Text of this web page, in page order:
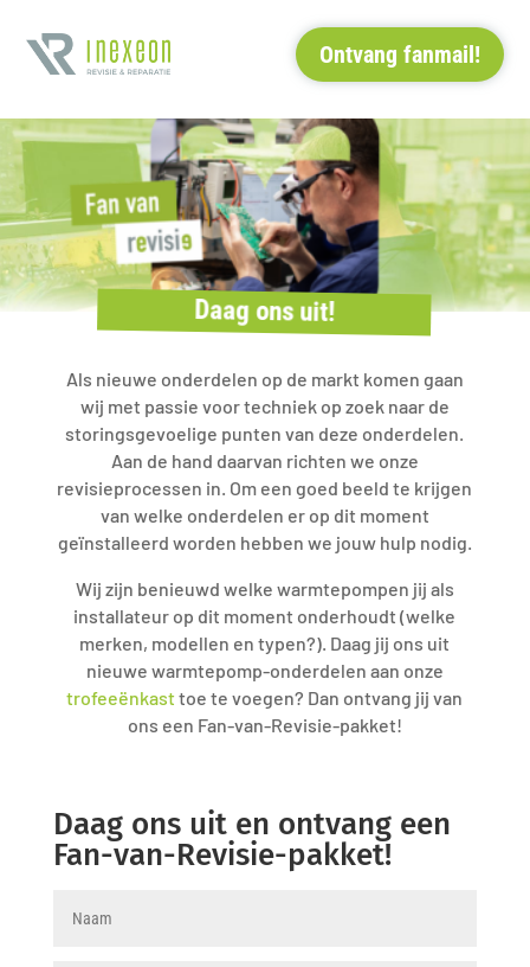
Ontvang fanmail!
Ontvang fanmail!
Daag ons uit!
Als nieuwe onderdelen op de markt komen gaan
wij met passie voor techniek op zoek naar de
storingsgevoelige punten van deze onderdelen.
Aan de hand daarvan richten we onze
revisieprocessen in. Om een goed beeld te krijgen
van welke onderdelen er op dit moment
geïnstalleerd worden hebben we jouw hulp nodig.
Wij zijn benieuwd welke warmtepompen jij als
installateur op dit moment onderhoudt (welke
merken, modellen en typen?). Daag jij ons uit
nieuwe warmtepomp-onderdelen aan onze
trofeeënkasttoe te voegen? Dan ontvang jij van
ons een Fan-van-Revisie-pakket!
Daag ons uit en ontvang een
Fan-van-Revisie-pakket!